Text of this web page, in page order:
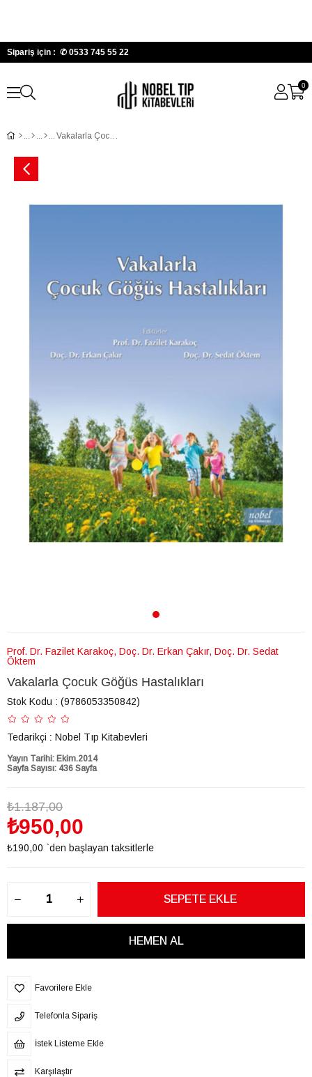
Sipariş için : ✆ 0533 745 55 22
0
Vakalarla Çocuk Göğüs Hastalıkları
Prof. Dr. Fazilet Karakoç, Doç. Dr. Erkan Çakır, Doç. Dr. Sedat
Öktem
Vakalarla Çocuk Göğüs Hastalıkları
Stok Kodu (9786053350842)
Tedarikçi : Nobel Tıp Kitabevleri
Yayın Tarihi: Ekim.2014
Sayfa Sayısı: 436 Sayfa
₺1.187,00
₺950,00
₺190,00 `den başlayan taksitlerle
Favorilere Ekle
Telefonla Sipariş
İstek Listeme Ekle
Karşılaştır